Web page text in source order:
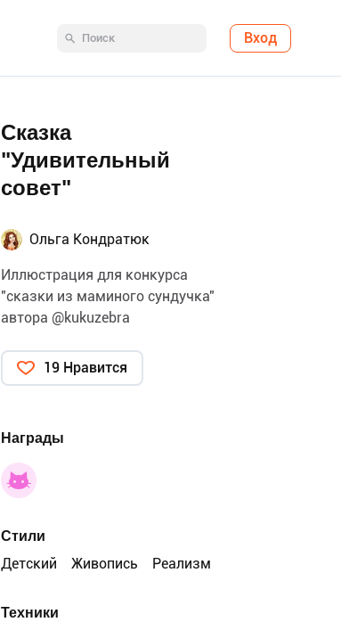
Вход
Сказка
"Удивительный
совет"
Ольга Кондратюк
Иллюстрация для конкурса
"сказки из маминого сундучка"
автора @kukuzebra
19 Нравится
Награды
Стили
Детский
Живопись Реализм
Техники